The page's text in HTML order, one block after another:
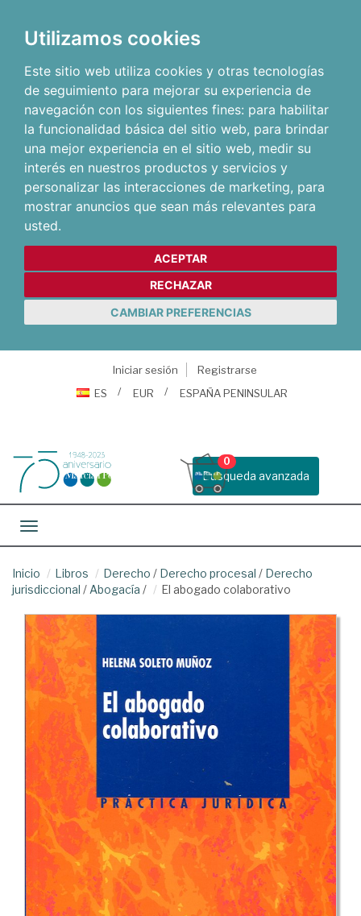
Utilizamos cookies
Este sitio web utiliza cookies y otras tecnologías
de seguimiento para mejorar su experiencia de
navegación con los siguientes fines: para habilitar
la funcionalidad básica del sitio web, para brindar
una mejor experiencia en el sitio web, medir su
interés en nuestros productos y servicios y
personalizar las interacciones de marketing, para
mostrar anuncios que sean más relevantes para
usted.
ACEPTAR
RECHAZAR
CAMBIAR PREFERENCIAS
Iniciar sesión
Registrarse
ES
EUR ESPAÑA PENINSULAR
Busqueda avanzada
0
Toggle navigation
Inicio Libros Derecho / Derecho procesal / Derecho
jurisdiccional / Abogacía / El abogado colaborativo